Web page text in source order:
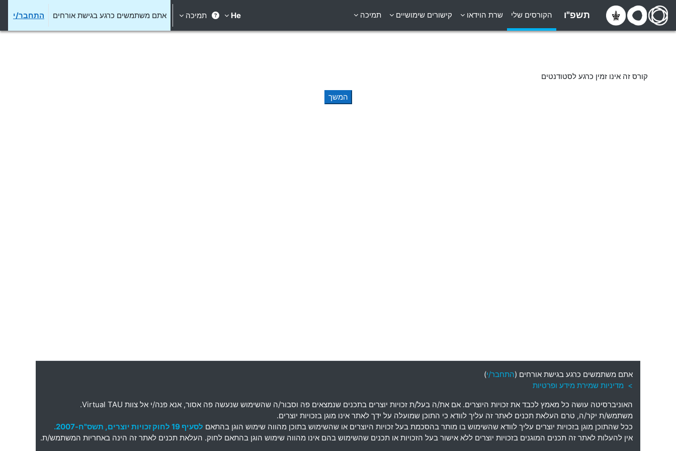
דילוג לתוכן הראשי
תשפ"ו הקורסים שלי שרת הוידאו קישורים שימושיים תמיכה He תמיכה אתם משתמשים כרגע בגישת אורחים התחבר/י
קורס זה אינו זמין כרגע לסטודנטים
המשך
אתם משתמשים כרגע בגישת אורחים (התחבר/י)
> מדיניות שמירת מידע ופרטיות
האוניברסיטה עושה כל מאמץ לכבד את זכויות היוצרים. אם את/ה בעל/ת זכויות יוצרים בתכנים שנמצאים פה וסבור/ה שהשימוש שנעשה פה אסור, אנא פנה/י אל צוות Virtual TAU.
משתמש/ת יקר/ה, טרם העלאת תכנים לאתר זה עליך לוודא כי התוכן שמועלה על ידך לאתר אינו מוגן בזכויות יוצרים.
ככל שהתוכן מוגן בזכויות יוצרים עליך לוודא שהשימוש בו מותר בהסכמת בעל זכויות היוצרים או שהשימוש בתוכן מהווה שימוש הוגן בהתאם לסעיף 19 לחוק זכויות יוצרים, תשס"ח-2007.
אין להעלות לאתר זה תכנים המוגנים בזכויות יוצרים ללא אישור בעל הזכויות או תכנים שהשימוש בהם אינו מהווה שימוש הוגן בהתאם לחוק. העלאת תכנים לאתר זה הינה באחריות המשתמש/ת.